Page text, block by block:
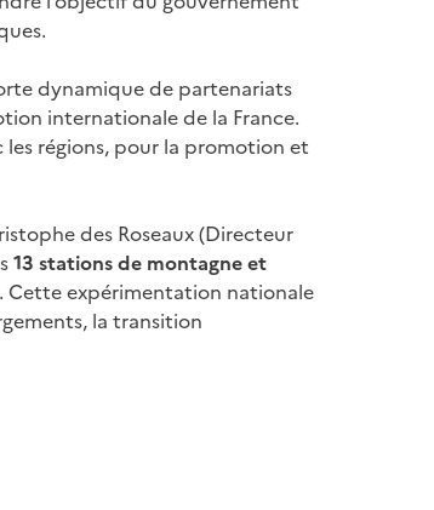
dynamique de partenariats
internationale de la France.
régions, pour la promotion et
des Roseaux (Directeur
13 stations de montagne et
Cette expérimentation nationale
la transition